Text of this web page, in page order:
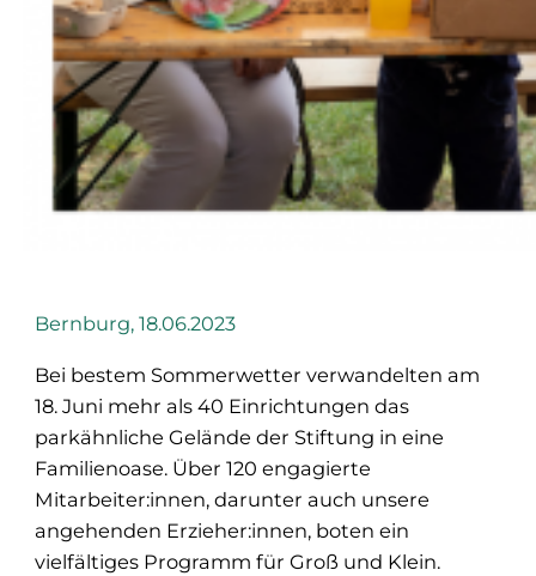
Bernburg, 18.06.2023
Bei bestem Sommerwetter verwandelten am
18. Juni mehr als 40 Einrichtungen das
parkähnliche Gelände der Stiftung in eine
Familienoase. Über 120 engagierte
Mitarbeiter:innen, darunter auch unsere
angehenden Erzieher:innen, boten ein
vielfältiges Programm für Groß und Klein.